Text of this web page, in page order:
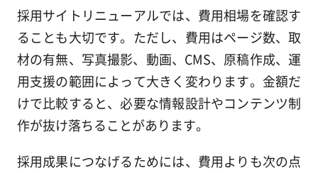
採用サイトリニューアルでは、費用相場を確認す
ることも大切です。ただし、費用はページ数、取
材の有無、写真撮影、動画、CMS、原稿作成、運
用支援の範囲によって大きく変わります。金額だ
けで比較すると、必要な情報設計やコンテンツ制
作が抜け落ちることがあります。
採用成果につなげるためには、費用よりも次の点